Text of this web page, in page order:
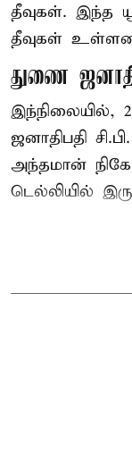
தீவுகள். இந்த
தீவுகள்
துணை
ஜனாதிபதி
அந்தமான்
டெல்லியில்